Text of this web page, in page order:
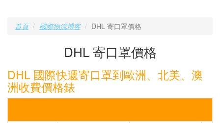
首頁 國際物流博客 DHL 寄口罩價格
DHL 寄口罩價格
DHL 國際快遞寄口罩到歐洲、北美、澳
洲收費價格錶